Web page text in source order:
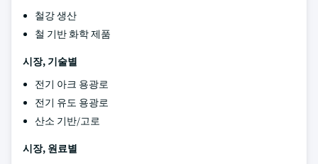
철강 생산
철 기반 화학 제품
시장, 기술별
전기 아크 용광로
전기 유도 용광로
산소 기반/고로
시장, 원료별